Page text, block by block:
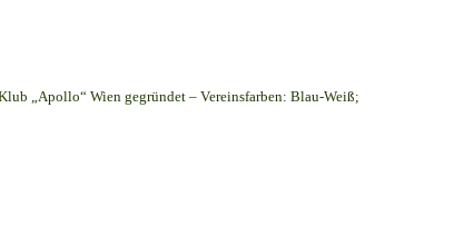
„Apollo“ Wien gegründet – Vereinsfarben: Blau-Weiß;